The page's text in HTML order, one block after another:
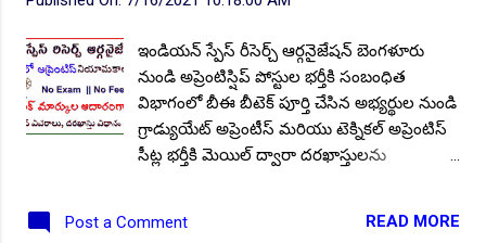
మార్కుల ఆధారంగా ఎంపిక ప్రక్రియ నిర్వహిస్తారు.
దరఖాస్తు విధానం: దరఖాస్తులను ఆన్లైన్లో
సమర్పించాలి. ఆన్లైన్ దరఖాస్తులకు చివరి తేదీ:
20.10.2021. అధికారిక నోటిఫికేషన్: చదవండి/
డౌన్లోడ్ చేయండి . అధికారిక వెబ్సైట్:
ఇండియన్ స్పేస్ రీసెర్చ్ ఆర్గనైజేషన్ బెంగళూరు
నుండి అప్రెంటిస్షిప్ పోస్టుల భర్తీకి సంబంధిత
విభాగంలో బీఈ బీటెక్ పూర్తి చేసిన అభ్యర్థుల నుండి
గ్రాడ్యుయేట్ అప్రెంటీస్ మరియు టెక్నికల్ అప్రెంటిస్
సీట్ల భర్తీకి మెయిల్ ద్వారా దరఖాస్తులను
వివరాలను ఇప్పుడు తెలుసుకుందాం. మొత్తం
Post a Comment READ MORE